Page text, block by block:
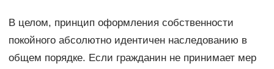
В целом, принцип оформления собственности
покойного абсолютно идентичен наследованию в
общем порядке. Если гражданин не принимает мер